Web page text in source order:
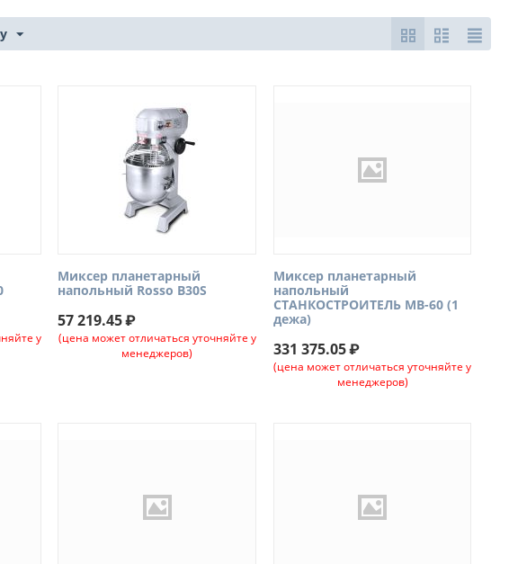
у
Миксер планетарный
напольный Rosso B30S
57 219.45₽
(цена может отличаться уточняйте у
менеджеров)
Миксер планетарный
напольный
СТАНКОСТРОИТЕЛЬ МВ-60 (1
дежа)
331 375.05₽
(цена может отличаться уточняйте у
менеджеров)